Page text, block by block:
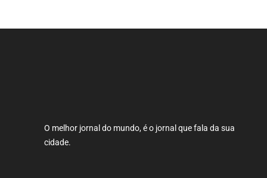
O melhor jornal do mundo, é o jornal que fala da sua
cidade.